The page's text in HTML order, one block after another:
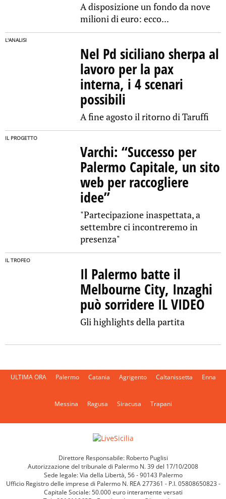
A disposizione un fondo da nove
milioni di euro: ecco...
L'ANALISI
Nel Pd siciliano sherpa al
lavoro per la pax
interna, i 4 scenari
possibili
A fine agosto il ritorno di Taruffi
IL PROGETTO
Varchi: “Successo per
Palermo Capitale, un sito
web per raccogliere
idee”
"Partecipazione inaspettata, a
settembre ci incontreremo in
presenza"
IL TROFEO
Il Palermo batte il
Melbourne City, Inzaghi
può sorridere IL VIDEO
Gli highlights della partita
ULTIMA ORA Palermo Catania Agrigento Caltanissetta Enna
Messina Ragusa Siracusa Trapani
Direttore Responsabile: Roberto Puglisi
Autorizzazione del tribunale di Palermo N. 39 del 17/10/2008
Sede legale: Via della Libertà, 56 - 90143 Palermo
Ufficio Registro delle imprese di Palermo N. REA 277361 - P.I. 05808650823 -
Capitale Sociale: 50.000 euro interamente versati